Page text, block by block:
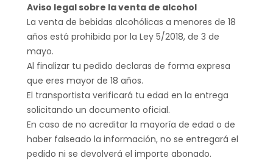
Aviso legal sobre la venta de alcohol
La venta de bebidas alcohólicas a menores de 18
años está prohibida por la Ley 5/2018, de 3 de
mayo.
Al finalizar tu pedido declaras de forma expresa
que eres mayor de 18 años.
El transportista verificará tu edad en la entrega
solicitando un documento oficial.
En caso de no acreditar la mayoría de edad o de
haber falseado la información, no se entregará el
pedido ni se devolverá el importe abonado.